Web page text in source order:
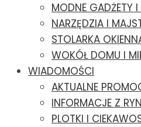
MODNE GADŻETY I
NARZĘDZIA I
STOLARKA
WOKÓŁ DOMU I
WIADOMOŚCI
AKTUALNE
INFORMACJE Z
PLOTKI I